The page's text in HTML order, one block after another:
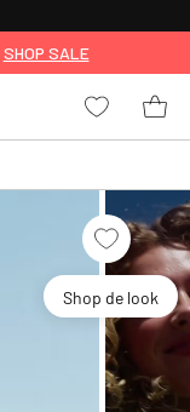
SHOP SALE
Shop de look